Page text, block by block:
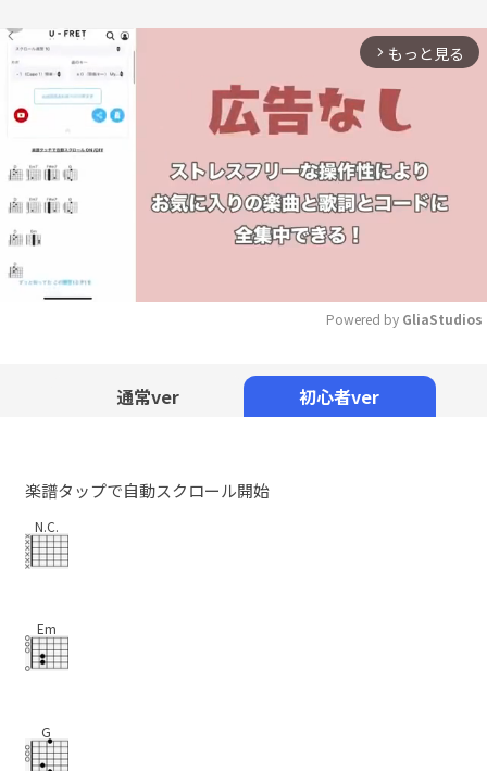
arrow_forward_ios もっと見る
Powered by GliaStudios
通常ver 初心者ver
楽譜タップで自動スクロール開始
N.C.
Em
G